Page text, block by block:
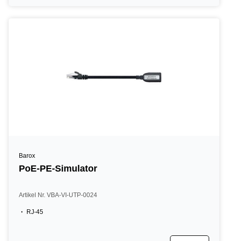
Barox
PoE-PE-Simulator
Artikel Nr. VBA-VI-UTP-0024
RJ-45